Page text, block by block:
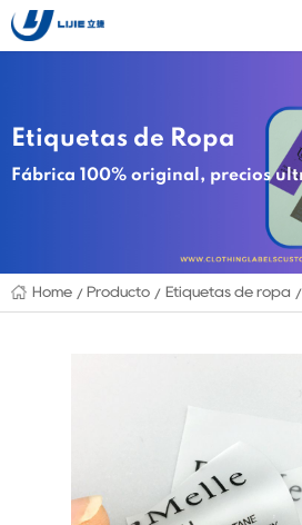
Etiquetas de Ropa
Fábrica 100% original, precios
Home Producto Etiquetas de ropa